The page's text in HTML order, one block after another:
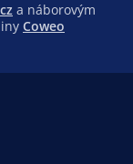
a náborovým
Coweo